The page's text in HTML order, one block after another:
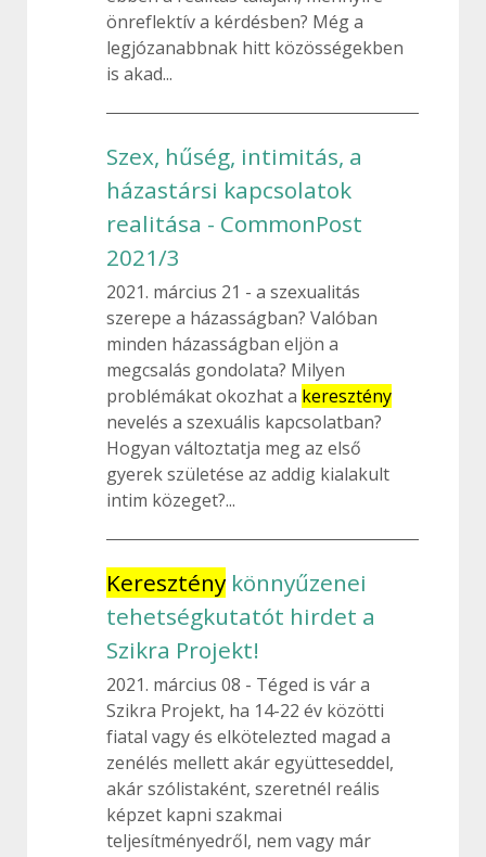
önreflektív a kérdésben? Még a
legjózanabbnak hitt közösségekben
is akad...
Szex, hűség, intimitás, a
házastársi kapcsolatok
realitása - CommonPost
2021/3
2021. március 21
a szexualitás
szerepe a házasságban? Valóban
minden házasságban eljön a
megcsalás gondolata? Milyen
problémákat okozhat a keresztény
nevelés a szexuális kapcsolatban?
Hogyan változtatja meg az első
gyerek születése az addig kialakult
intim közeget?...
Keresztény könnyűzenei
tehetségkutatót hirdet a
Szikra Projekt!
2021. március 08
Téged is vár a
Szikra Projekt, ha 14-22 év közötti
fiatal vagy és elkötelezted magad a
zenélés mellett akár együtteseddel,
akár szólistaként, szeretnél reális
képzet kapni szakmai
teljesítményedről, nem vagy már